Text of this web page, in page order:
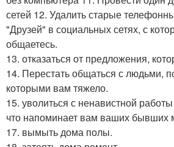
сетей 12. Удалить старые
"Друзей" в социальных сетях, с
общаетесь.
13. отказаться от предложения,
14. Перестать общаться с людьми,
которыми вам тяжело.
15. уволиться с ненавистной
что напоминает вам ваших бывших
17. вымыть дома полы.